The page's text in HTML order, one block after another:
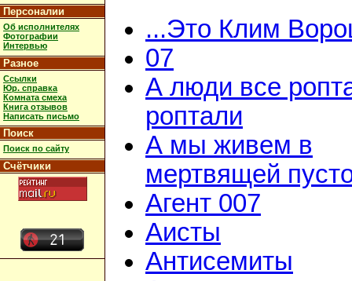
Персоналии
Об исполнителях
Фотографии
Интервью
Разное
Ссылки
Юр. справка
Комната смеха
Книга отзывов
Написать письмо
Поиск
Поиск по сайту
Счётчики
...Это Клим
07
А люди все
роптали
А мы живем в
мертвящей
Агент 007
Аисты
Антисемиты